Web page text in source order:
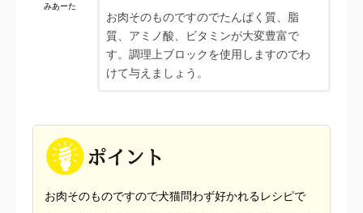
みあーた
お肉そのものですのでたんぱく質、脂
質、アミノ酸、ビタミンが大変豊富で
す。調理上ブロックを使用しますのでわ
けて与えましょう。
お肉そのものですので犬猫問わず好かれるレシピで